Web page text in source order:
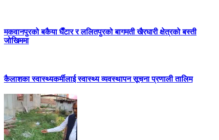
मकवानपुरको बकैया घैँटार र ललितपुरको बागमती खैरघारी क्षेत्रको बस्ती
जोखिममा
कैलाशका स्वास्थ्यकर्मीलाई स्वास्थ्य व्यवस्थापन सूचना प्रणाली तालिम